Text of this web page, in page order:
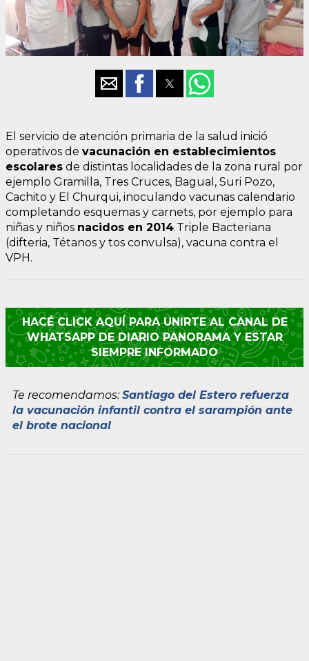
El servicio de atención primaria de la salud inició
operativos de vacunación en establecimientos
escolares de distintas localidades de la zona rural por
ejemplo Gramilla, Tres Cruces, Bagual, Suri Pozo,
Cachito y El Churqui, inoculando vacunas calendario
completando esquemas y carnets, por ejemplo para
niñas y niños nacidos en 2014 Triple Bacteriana
(difteria, Tétanos y tos convulsa), vacuna contra el
VPH.
HACÉ CLICK AQUÍ PARA UNIRTE AL CANAL DE
WHATSAPP DE DIARIO PANORAMA Y ESTAR
SIEMPRE INFORMADO
Te recomendamos:Santiago del Estero refuerza
la vacunación infantil contra el sarampión ante
el brote nacional